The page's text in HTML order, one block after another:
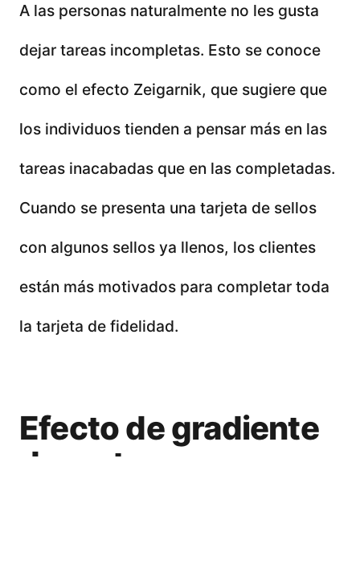
A las personas naturalmente no les gusta
dejar tareas incompletas. Esto se conoce
como el efecto Zeigarnik, que sugiere que
los individuos tienden a pensar más en las
tareas inacabadas que en las completadas.
Cuando se presenta una tarjeta de sellos
con algunos sellos ya llenos, los clientes
están más motivados para completar toda
la tarjeta de fidelidad.
Efecto de gradiente
de meta: